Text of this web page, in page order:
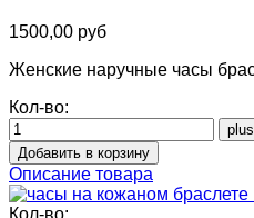
1500,00 руб
Женские наручные часы
Кол-во:
Описание товара
Кол-во: